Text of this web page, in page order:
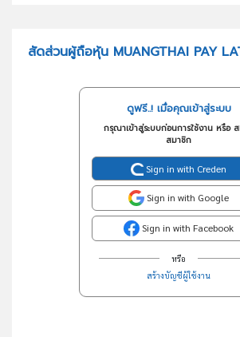
สัดส่วนผู้ถือหุ้น MUANGTHAI PAY
ดูฟรี..! เมื่อคุณเข้าสู่ระบบ
กรุณาเข้าสู่ระบบก่อนการใช้งาน หรือ
สมาชิก
Sign in with Creden
Sign in with Google
Sign in with Facebook
หรือ
สร้างบัญชีผู้ใช้งาน